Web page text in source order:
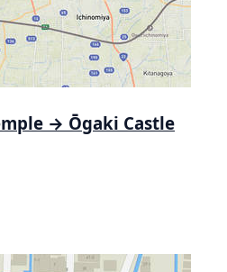
→ Ōgaki Castle